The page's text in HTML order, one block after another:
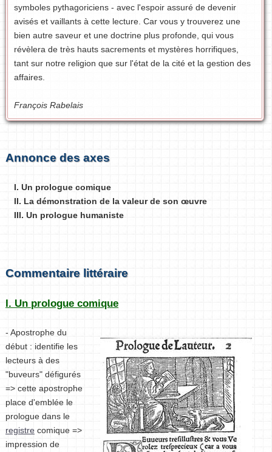
symboles pythagoriciens - avec l'espoir assuré de devenir
avisés et vaillants à cette lecture. Car vous y trouverez une
bien autre saveur et une doctrine plus profonde, qui vous
révèlera de très hauts sacrements et mystères horrifiques,
tant sur notre religion que sur l'état de la cité et la gestion des
affaires.
François Rabelais
Annonce des axes
I. Un prologue comique
II. La démonstration de la valeur de son œuvre
III. Un prologue humaniste
Commentaire littéraire
I. Un prologue comique
- Apostrophe du
début : identifie les
lecteurs à des
"buveurs" défigurés
=> cette apostrophe
place d'emblée le
prologue dans le
registre comique =>
impression de